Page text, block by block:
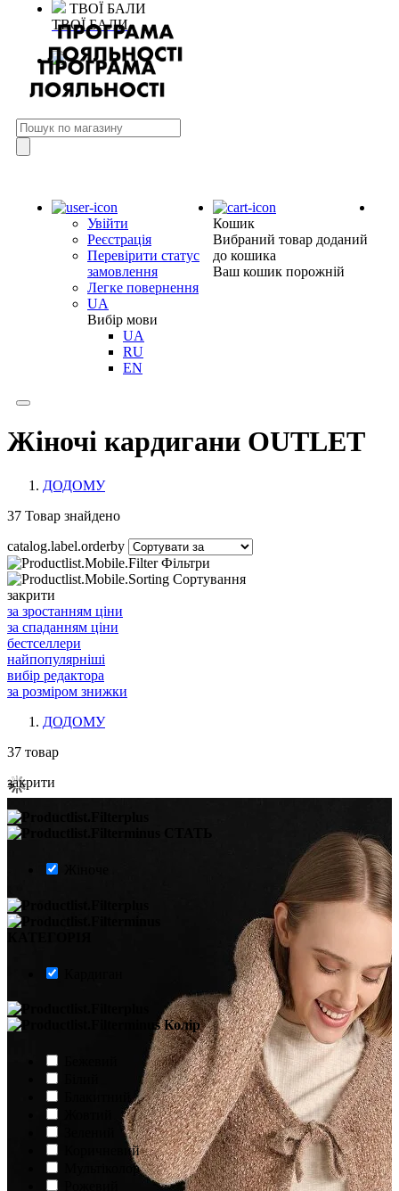
ТВОЇ БАЛИ
ТВОЇ БАЛИ
Увійти
Реєстрація
Перевірити статус
замовлення
Легке повернення
UA
Вибір мови
UA
RU
EN
Кошик
Вибраний товар доданий
до кошика
Ваш кошик порожній
Жіночі кардигани OUTLET
ДОДОМУ
37 Товар знайдено
catalog.label.orderby
Фільтри
Сортування
закрити
за зростанням ціни
за спаданням ціни
бестселлери
найпопулярніші
вибір редактора
за розміром знижки
ДОДОМУ
37 товар
закрити
Колір
Коричневий
Мультіколор